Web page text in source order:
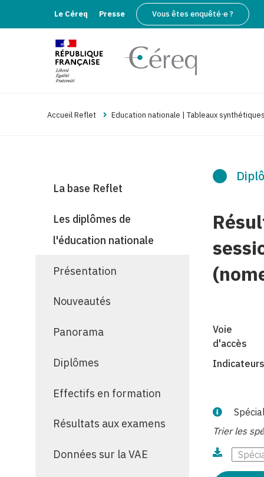
Le Céreq Presse Vous êtes enquêté·e ?
Accueil Reflet Education nationale | Tableaux
La base Reflet
Les diplômes de
l'éducation nationale
Présentation
Nouveautés
Panorama
Diplômes
Effectifs en formation
Résultats aux examens
Données sur la VAE
Voie
d'accès
Indicateurs
Trier les